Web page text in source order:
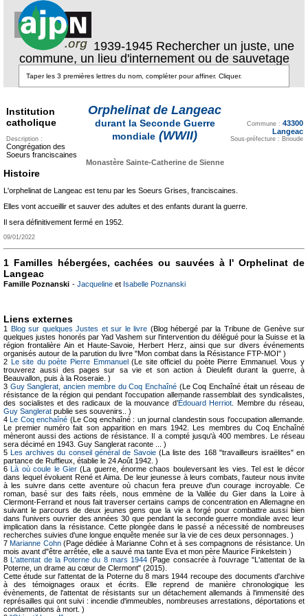
1939-1945 Rechercher un juste, une
commune, un lieu d'internement ou de sauvetage
Institution
catholique
Description :
Congrégation des
Soeurs franciscaines
Orphelinat de Langeac
durant la Seconde Guerre
mondiale (WWII)
Monastère Sainte-Catherine de Sienne
Commune : 43300
Langeac
Sous-préfecture : Brioude
Histoire
L'orphelinat de Langeac est tenu par les Soeurs Grises, franciscaines.
Elles vont accueillir et sauver des adultes et des enfants durant la guerre.
Il sera définitivement fermé en 1952.
09/01/2022
1 Familles hébergées, cachées ou sauvées à l' Orphelinat de
Langeac
Famille Poznanski - Jacqueline et Isabelle Poznanski
Liens externes
1 Blog sur quelques Justes et sur le livre (Blog hébergé par la Tribune de Genève sur
quelques justes honorés par Yad Vashem sur l'intervention du délégué pour la Suisse et la
région frontalière Ain et Haute-Savoie, Herbert Herz, ainsi que sur divers événements
organisés autour de la parution du livre "Mon combat dans la Résistance FTP-MOI" )
2
Le site du poète Pierre Emmanuel (Le site officiel du poète Pierre Emmanuel. Vous y
trouverez aussi des pages sur sa vie et son action à Dieulefit durant la guerre, à
Beauvallon, puis à la Roseraie. )
3 Guy Sanglerat, ancien membre du Coq Enchaîné (Le Coq Enchaîné était un réseau de
résistance de la région qui pendant l'occupation allemande rassemblait des syndicalistes,
des socialistes et des radicaux de la mouvance d’Édouard Herriot . Membre du réseau,
Guy Sanglerat publie ses souvenirs.. )
4
Le Coq enchaîné (Le Coq enchaîné : un journal clandestin sous l'occupation allemande.
Le premier numéro fait son apparition en mars 1942. Les membres du Coq Enchaîné
mèneront aussi des actions de résistance. Il a compté jusqu'à 400 membres. Le réseau
sera décimé en 1943. Guy Sanglerat raconte ... )
5
Les archives du conseil général de Savoie (La liste des 168 "travailleurs israëlites" en
partance de Ruffieux, établie le 24 Août 1942. )
6
Là où coule le Gier(La guerre, énorme chaos bouleversant les vies. Tel est le décor
dans lequel évoluent René et Aima. De leur jeunesse à leurs combats, l'auteur nous invite
à les suivre dans cette aventure où chacun fera preuve d'un courage incroyable. Ce
roman, basé sur des faits réels, nous emmène de la Vallée du Gier dans la Loire à
Clermont-Ferrand et nous fait traverser certains camps de concentration en Allemagne en
suivant le parcours de deux jeunes gens que la vie a forgé pour combattre aussi bien
dans l'univers ouvrier des années 30 que pendant la seconde guerre mondiale avec leur
implication dans la résistance. Cette plongée dans le passé a nécessité de nombreuses
recherches suivies d'une longue enquête menée sur la vie de ces deux personnages. )
7 Marianne Cohn(Page dédiée à Marianne Cohn et à ses compagnons de résistance. Un
mois avant d"être arrêtée, elle a sauvé ma tante Eva et mon père Maurice Finkelstein )
8
L'attentat de la Poterne du 8 mars 1944 (Page consacrée à l'ouvrage "L'attentat de la
Poterne, un drame au cœur de Clermont" (2015).
Cette étude sur l'attentat de la Poterne du 8 mars 1944 recoupe des documents d'archive
à des témoignages oraux et écrits. Elle reprend de manière chronologique les
évènements, de l'attentat de résistants sur un détachement allemands à l'immensité des
représailles qui ont suivi : incendie d'immeubles, nombreuses arrestations, déportations et
condamnations à mort. )